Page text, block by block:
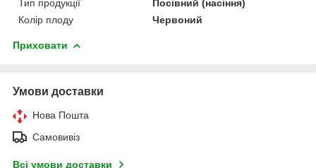
Тип продукції
Посівний (насіння)
Колір плоду
Червоний
Приховати
Умови доставки
Нова Пошта
Самовивіз
Всі умови доставки